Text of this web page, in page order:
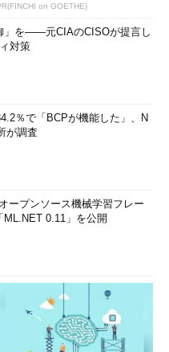
on GOETHE)
」を――元CIAのCISOが提言し
対策
％で「BCPが機能した」、N
が調査
ープンソース機械学習フレー
0.11」を公開